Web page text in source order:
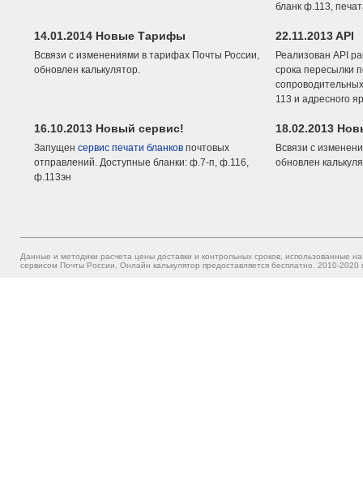
бланк ф.113,
14.01.2014 Новые Тарифы
Всвязи с изменениями в тарифах Почты России,
обновлен калькулятор.
22.11.2013 API
Реализован API
срока пересылки
113 и адресного
16.10.2013 Новый сервис!
Запущен сервис печати бланков почтовых
отправлений. Доступные бланки: ф.7-п, ф.116,
ф.113эн
18.02.2013
Всвязи с
обновлен
Данные и методики расчета цены доставки и контрольных сроков, использованные
сервисом Почты России. Онлайн калькулятор предоставляется бесплатно. 2010-2020